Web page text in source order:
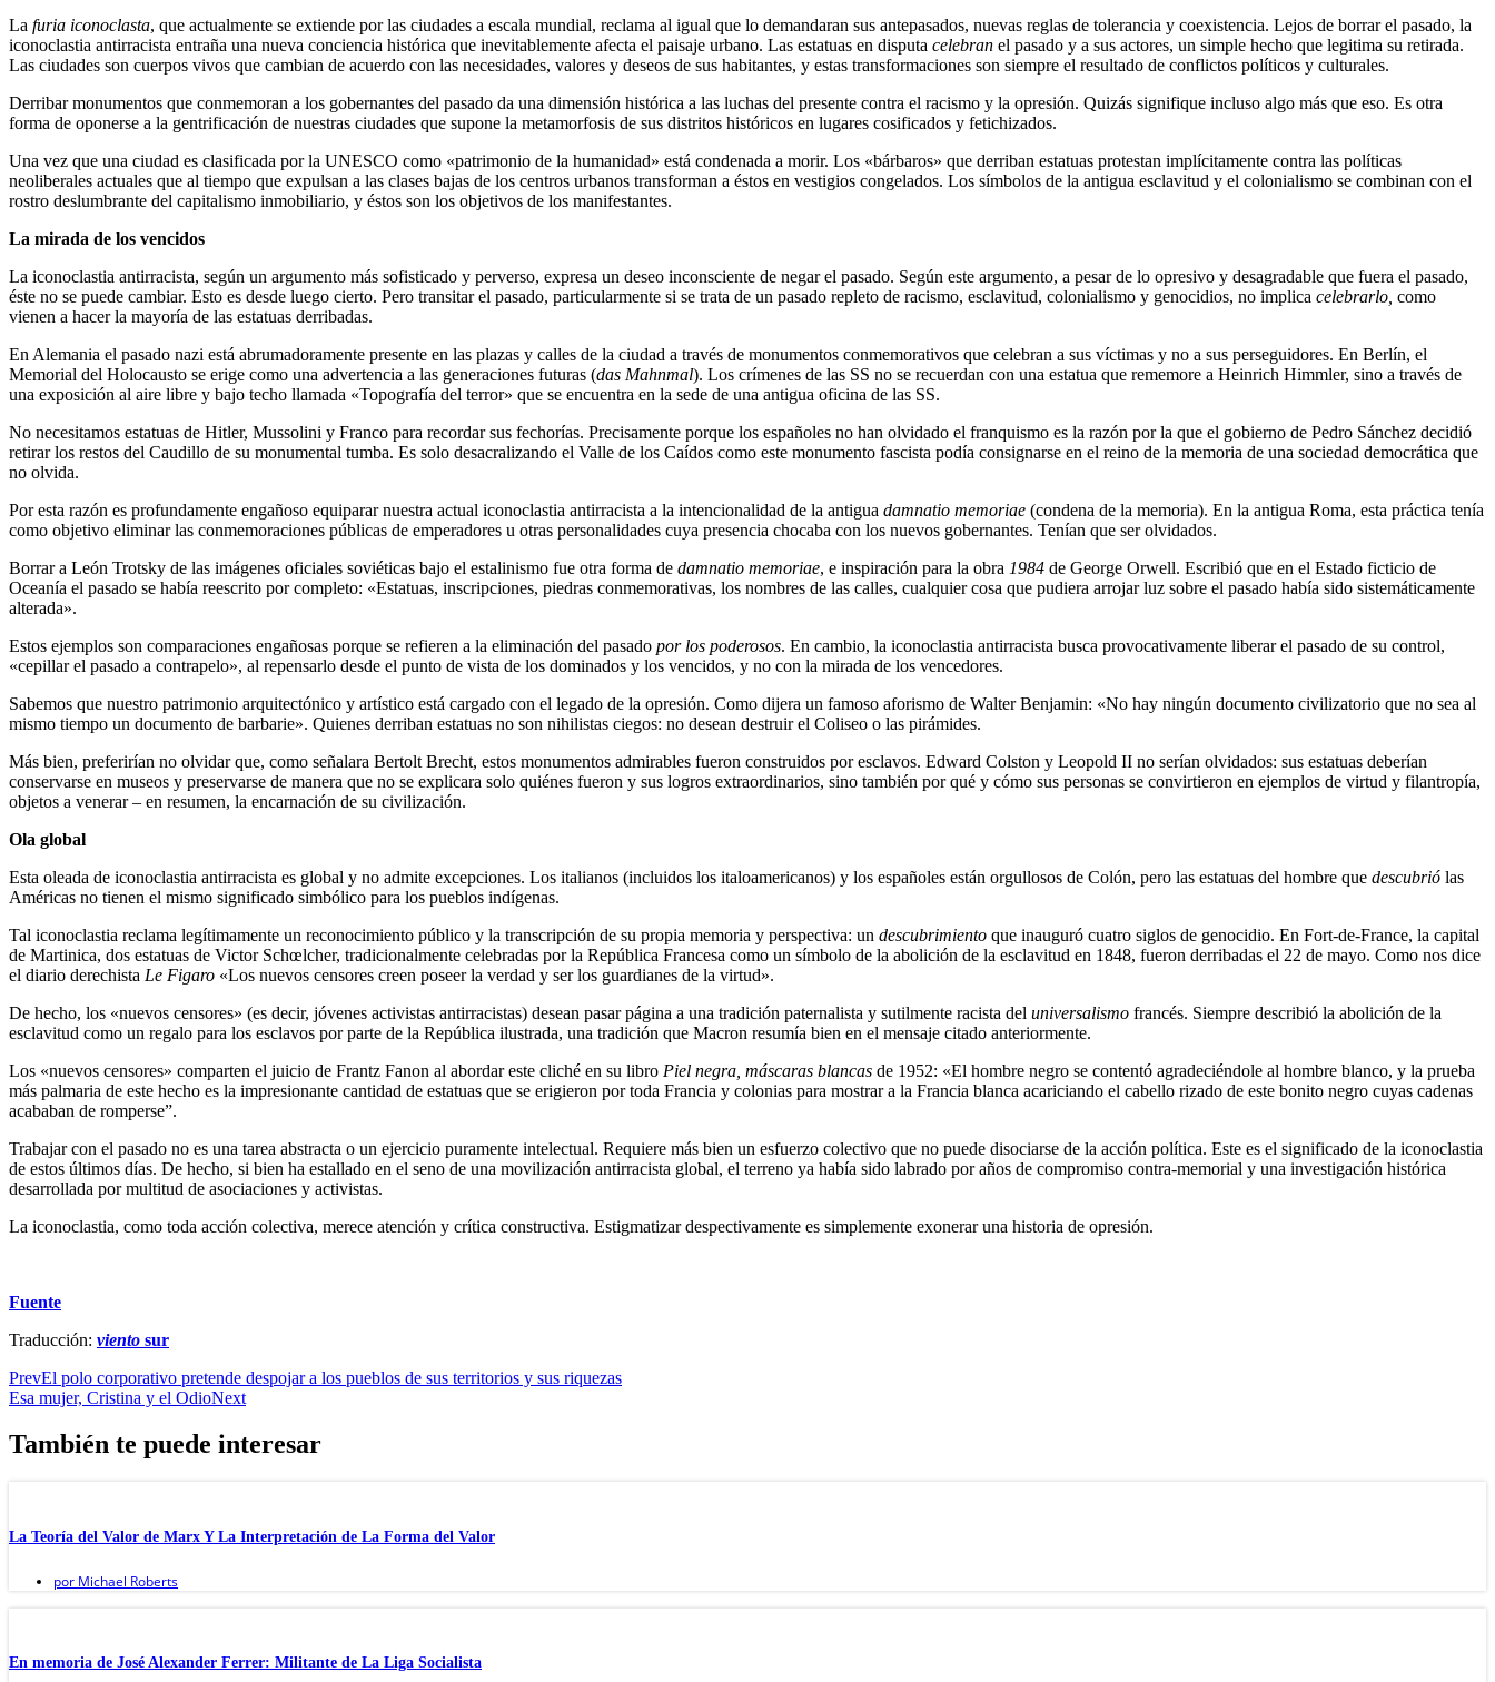
La furia iconoclasta, que actualmente se extiende por las ciudades a escala mundial, reclama al igual que lo demandaran sus antepasados, nuevas reglas de tolerancia y coexistencia. Lejos de borrar el pasado, la
iconoclastia antirracista entraña una nueva conciencia histórica que inevitablemente afecta el paisaje urbano. Las estatuas en disputa celebran el pasado y a sus actores, un simple hecho que legitima su retirada.
Las ciudades son cuerpos vivos que cambian de acuerdo con las necesidades, valores y deseos de sus habitantes, y estas transformaciones son siempre el resultado de conflictos políticos y culturales.
Derribar monumentos que conmemoran a los gobernantes del pasado da una dimensión histórica a las luchas del presente contra el racismo y la opresión. Quizás signifique incluso algo más que eso. Es otra
forma de oponerse a la gentrificación de nuestras ciudades que supone la metamorfosis de sus distritos históricos en lugares cosificados y fetichizados.
Una vez que una ciudad es clasificada por la UNESCO como «patrimonio de la humanidad» está condenada a morir. Los «bárbaros» que derriban estatuas protestan implícitamente contra las políticas
neoliberales actuales que al tiempo que expulsan a las clases bajas de los centros urbanos transforman a éstos en vestigios congelados. Los símbolos de la antigua esclavitud y el colonialismo se combinan con el
rostro deslumbrante del capitalismo inmobiliario, y éstos son los objetivos de los manifestantes.
La mirada de los vencidos
La iconoclastia antirracista, según un argumento más sofisticado y perverso, expresa un deseo inconsciente de negar el pasado. Según este argumento, a pesar de lo opresivo y desagradable que fuera el pasado,
éste no se puede cambiar. Esto es desde luego cierto. Pero transitar el pasado, particularmente si se trata de un pasado repleto de racismo, esclavitud, colonialismo y genocidios, no implica celebrarlo, como
vienen a hacer la mayoría de las estatuas derribadas.
En Alemania el pasado nazi está abrumadoramente presente en las plazas y calles de la ciudad a través de monumentos conmemorativos que celebran a sus víctimas y no a sus perseguidores. En Berlín, el
Memorial del Holocausto se erige como una advertencia a las generaciones futuras (das Mahnmal). Los crímenes de las SS no se recuerdan con una estatua que rememore a Heinrich Himmler, sino a través de
una exposición al aire libre y bajo techo llamada «Topografía del terror» que se encuentra en la sede de una antigua oficina de las SS.
No necesitamos estatuas de Hitler, Mussolini y Franco para recordar sus fechorías. Precisamente porque los españoles no han olvidado el franquismo es la razón por la que el gobierno de Pedro Sánchez decidió
retirar los restos del Caudillo de su monumental tumba. Es solo desacralizando el Valle de los Caídos como este monumento fascista podía consignarse en el reino de la memoria de una sociedad democrática que
no olvida.
Por esta razón es profundamente engañoso equiparar nuestra actual iconoclastia antirracista a la intencionalidad de la antigua damnatio memoriae (condena de la memoria). En la antigua Roma, esta práctica tenía
como objetivo eliminar las conmemoraciones públicas de emperadores u otras personalidades cuya presencia chocaba con los nuevos gobernantes. Tenían que ser olvidados.
Borrar a León Trotsky de las imágenes oficiales soviéticas bajo el estalinismo fue otra forma de damnatio memoriae, e inspiración para la obra 1984 de George Orwell. Escribió que en el Estado ficticio de
Oceanía el pasado se había reescrito por completo: «Estatuas, inscripciones, piedras conmemorativas, los nombres de las calles, cualquier cosa que pudiera arrojar luz sobre el pasado había sido sistemáticamente
alterada».
Estos ejemplos son comparaciones engañosas porque se refieren a la eliminación del pasado por los poderosos. En cambio, la iconoclastia antirracista busca provocativamente liberar el pasado de su control,
«cepillar el pasado a contrapelo», al repensarlo desde el punto de vista de los dominados y los vencidos, y no con la mirada de los vencedores.
Sabemos que nuestro patrimonio arquitectónico y artístico está cargado con el legado de la opresión. Como dijera un famoso aforismo de Walter Benjamin: «No hay ningún documento civilizatorio que no sea al
mismo tiempo un documento de barbarie». Quienes derriban estatuas no son nihilistas ciegos: no desean destruir el Coliseo o las pirámides.
Más bien, preferirían no olvidar que, como señalara Bertolt Brecht, estos monumentos admirables fueron construidos por esclavos. Edward Colston y Leopold II no serían olvidados: sus estatuas deberían
conservarse en museos y preservarse de manera que no se explicara solo quiénes fueron y sus logros extraordinarios, sino también por qué y cómo sus personas se convirtieron en ejemplos de virtud y filantropía,
objetos a venerar – en resumen, la encarnación de su civilización.
Ola global
Esta oleada de iconoclastia antirracista es global y no admite excepciones. Los italianos (incluidos los italoamericanos) y los españoles están orgullosos de Colón, pero las estatuas del hombre que descubrió las
Américas no tienen el mismo significado simbólico para los pueblos indígenas.
Tal iconoclastia reclama legítimamente un reconocimiento público y la transcripción de su propia memoria y perspectiva: un descubrimiento que inauguró cuatro siglos de genocidio. En Fort-de-France, la capital
de Martinica, dos estatuas de Victor Schœlcher, tradicionalmente celebradas por la República Francesa como un símbolo de la abolición de la esclavitud en 1848, fueron derribadas el 22 de mayo. Como nos dice
el diario derechista Le Figaro «Los nuevos censores creen poseer la verdad y ser los guardianes de la virtud».
De hecho, los «nuevos censores» (es decir, jóvenes activistas antirracistas) desean pasar página a una tradición paternalista y sutilmente racista del universalismo francés. Siempre describió la abolición de la
esclavitud como un regalo para los esclavos por parte de la República ilustrada, una tradición que Macron resumía bien en el mensaje citado anteriormente.
Los «nuevos censores» comparten el juicio de Frantz Fanon al abordar este cliché en su libro Piel negra, máscaras blancas de 1952: «El hombre negro se contentó agradeciéndole al hombre blanco, y la prueba
más palmaria de este hecho es la impresionante cantidad de estatuas que se erigieron por toda Francia y colonias para mostrar a la Francia blanca acariciando el cabello rizado de este bonito negro cuyas cadenas
acababan de romperse”.
Trabajar con el pasado no es una tarea abstracta o un ejercicio puramente intelectual. Requiere más bien un esfuerzo colectivo que no puede disociarse de la acción política. Este es el significado de la iconoclastia
de estos últimos días. De hecho, si bien ha estallado en el seno de una movilización antirracista global, el terreno ya había sido labrado por años de compromiso contra-memorial y una investigación histórica
desarrollada por multitud de asociaciones y activistas.
La iconoclastia, como toda acción colectiva, merece atención y crítica constructiva. Estigmatizar despectivamente es simplemente exonerar una historia de opresión.
Fuente
Traducción: viento sur
PrevEl polo corporativo pretende despojar a los pueblos de sus territorios y sus riquezas
Esa mujer, Cristina y el OdioNext
También te puede interesar
La Teoría del Valor de Marx Y La Interpretación de La Forma del Valor
por Michael Roberts
En memoria de José Alexander Ferrer: Militante de La Liga Socialista